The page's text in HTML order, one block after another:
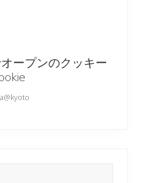
ープンのクッキー